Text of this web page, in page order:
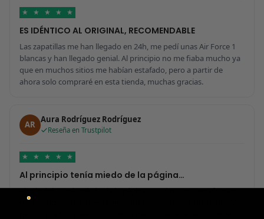
★ ★ ★ ★ ★
ES IDÉNTICO AL ORIGINAL, RECOMENDABLE
Las zapatillas me han llegado en 24h, me pedí unas Air Force 1
blancas y han llegado genial. Al principio no me fiaba mucho ya
que en muchos sitios me habían estafado, pero a partir de
ahora solo compraré en esta tienda, muchas gracias.
AR Aura Rodríguez Rodríguez
Reseña en Trustpilot
★ ★ ★ ★ ★
Al principio tenía miedo de la página…
Al principio tenía miedo de la página por si era una estafa, pero
me ha sorprendido para bien porque todo ha sido increíble. Me